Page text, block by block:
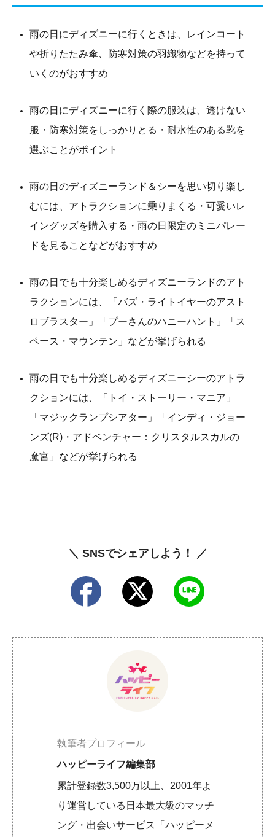
雨の日にディズニーに行くときは、レインコート
や折りたたみ傘、防寒対策の羽織物などを持って
いくのがおすすめ
雨の日にディズニーに行く際の服装は、透けない
服・防寒対策をしっかりとる・耐水性のある靴を
選ぶことがポイント
雨の日のディズニーランド＆シーを思い切り楽し
むには、アトラクションに乗りまくる・可愛いレ
イングッズを購入する・雨の日限定のミニパレー
ドを見ることなどがおすすめ
雨の日でも十分楽しめるディズニーランドのアト
ラクションには、「バズ・ライトイヤーのアスト
ロブラスター」「プーさんのハニーハント」「ス
ペース・マウンテン」などが挙げられる
雨の日でも十分楽しめるディズニーシーのアトラ
クションには、「トイ・ストーリー・マニア」
「マジックランプシアター」「インディ・ジョー
ンズ(R)・アドベンチャー：クリスタルスカルの
魔宮」などが挙げられる
＼ SNSでシェアしよう！ ／
執筆者プロフィール
ハッピーライフ編集部
累計登録数3,500万以上、2001年よ
り運営している日本最大級のマッチ
ング・出会いサービス「ハッピーメ